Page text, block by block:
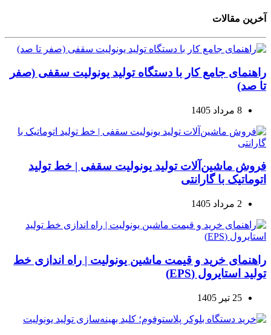
آخرین مقالات
راهنمای جامع کار با دستگاه تولید یونولیت سقفی (صفر
تا صد)
8 مرداد 1405
فروش ماشین‌آلات تولید یونولیت سقفی | خط تولید
اتوماتیک با گارانتی
2 مرداد 1405
راهنمای خرید و قیمت ماشین یونولیت | راه اندازی خط
تولید استایرول (EPS)
25 تیر 1405